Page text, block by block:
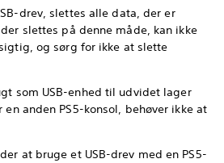
drev, slettes alle data, der er
slettes på denne måde, kan ikke
og sørg for ikke at slette
som USB-enhed til udvidet lager
en anden PS5-konsol, behøver ikke at
at bruge et USB-drev med en PS5-